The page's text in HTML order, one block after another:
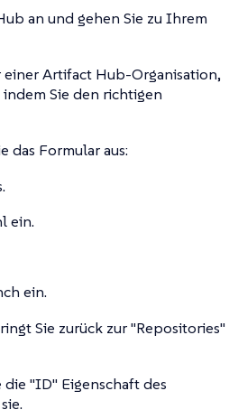
an und gehen Sie zu Ihrem
einer Artifact Hub-Organisation,
Sie den richtigen
das Formular aus:
ein.
ein.
Sie zurück zur"Repositories"
die "ID" Eigenschaft des